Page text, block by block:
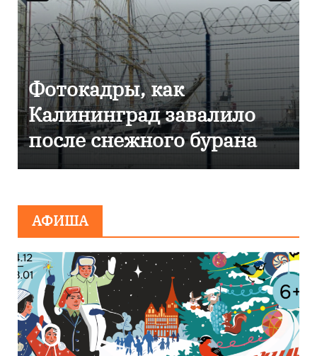
Фоторепортаж как в
Калининграде
эвакуировали ТЦ из-за
сообщения о
АФИША